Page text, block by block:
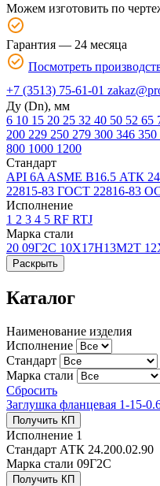
Можем изготовить по
Гарантия — 24 месяца
Посмотреть
+7 (3513) 75-61-01
Ду (Dn), мм
6 10 15 20 25 32 40 50 52 65
200 229 250 279 300 346 350
800 1000 1200
Стандарт
API 6A ASME В16.5 АТК
22815-83 ГОСТ 22816-83
Исполнение
1 2 3 4 5 RF RTJ
Марка стали
20 09Г2С 10Х17Н13М2Т
Раскрыть
Каталог
Наименование изделия
Исполнение
Стандарт
Марка стали
Сбросить
Заглушка фланцевая 1-15-
Получить КП
Исполнение 1
Стандарт АТК 24.200.02.90
Марка стали 09Г2С
Получить КП